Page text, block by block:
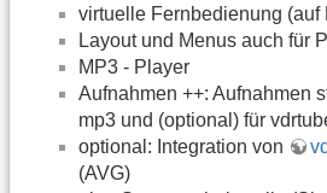
virtuelle Fernbedienung (auf
Layout und Menus auch für
MP3 - Player
Aufnahmen ++: Aufnahmen
mp3 und (optional) für
optional: Integration von
(AVG)